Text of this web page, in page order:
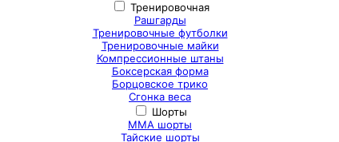
Тренировочная
Рашгарды
Тренировочные футболки
Тренировочные майки
Компрессионные штаны
Боксерская форма
Борцовское трико
Сгонка веса
Шорты
ММА шорты
Тайские шорты